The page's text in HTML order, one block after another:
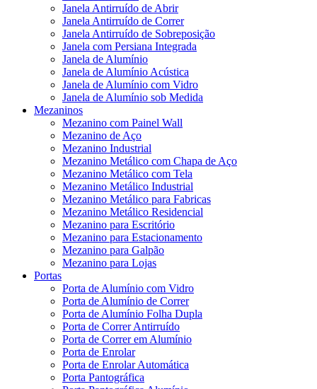
Janela Antirruído de Abrir
Janela Antirruído de Correr
Janela Antirruído de Sobreposição
Janela com Persiana Integrada
Janela de Alumínio
Janela de Alumínio Acústica
Janela de Alumínio com Vidro
Janela de Alumínio sob Medida
Mezaninos
Mezanino com Painel Wall
Mezanino de Aço
Mezanino Industrial
Mezanino Metálico com Chapa de Aço
Mezanino Metálico com Tela
Mezanino Metálico Industrial
Mezanino Metálico para Fabricas
Mezanino Metálico Residencial
Mezanino para Escritório
Mezanino para Estacionamento
Mezanino para Galpão
Mezanino para Lojas
Portas
Porta de Alumínio com Vidro
Porta de Alumínio de Correr
Porta de Alumínio Folha Dupla
Porta de Correr Antirruído
Porta de Correr em Alumínio
Porta de Enrolar
Porta de Enrolar Automática
Porta Pantográfica